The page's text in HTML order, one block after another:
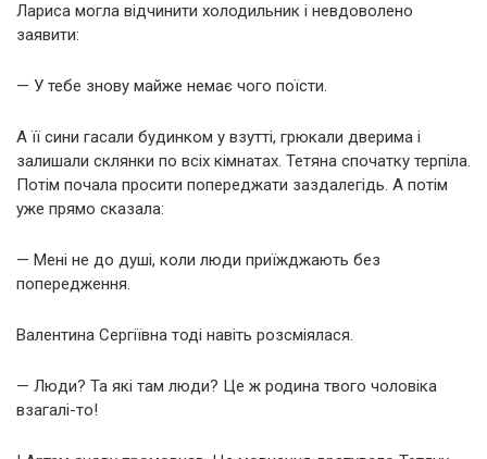
Лариса могла відчинити холодильник і невдоволено
заявити:
— У тебе знову майже немає чого поїсти.
А її сини гасали будинком у взутті, грюкали дверима і
залишали склянки по всіх кімнатах. Тетяна спочатку терпіла.
Потім почала просити попереджати заздалегідь. А потім
уже прямо сказала:
— Мені не до душі, коли люди приїжджають без
попередження.
Валентина Сергіївна тоді навіть розсміялася.
— Люди? Та які там люди? Це ж родина твого чоловіка
взагалі-то!